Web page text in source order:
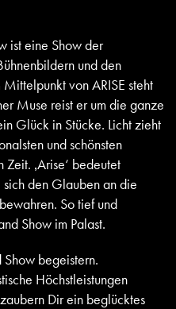
ist eine Show der
und den
von ARISE steht
Muse reist er um die ganze
Glück in Stücke. Licht zieht
und schönsten
‚Arise‘ bedeutet
den Glauben an die
So tief und
Show im Palast.
Show begeistern.
Höchstleistungen
Dir ein beglücktes